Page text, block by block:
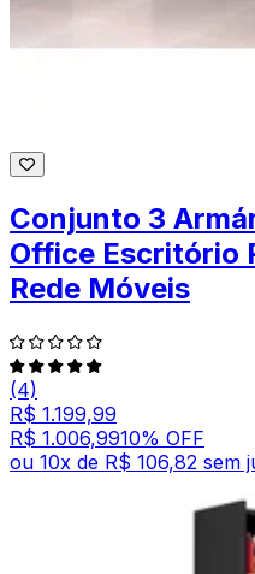
Conjunto 3
Office Escritório
Rede Móveis
(4)
R$ 1.199,99
R$ 1.006,9910% OFF
ou 10x de R$ 106,82 sem